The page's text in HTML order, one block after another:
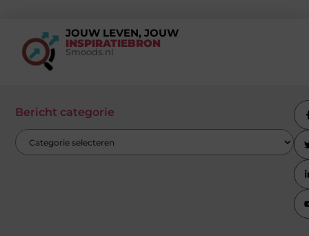
JOUW LEVEN, JOUW
INSPIRATIEBRON
Smoods.nl
Bericht categorie